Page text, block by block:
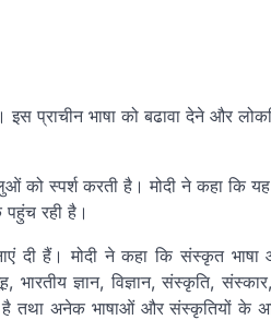
प्राचीन भाषा को बढावा देने और
को स्‍पर्श करती है। मोदी ने कहा कि यह
रही है।
दी हैं। मोदी ने कहा कि संस्‍कृत
भारतीय ज्ञान, विज्ञान, संस्‍कृति,
है तथा अनेक भाषाओं और संस्‍कृतियों के